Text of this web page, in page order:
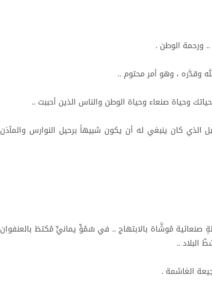
ورحمة الوطن .
وقدَّره ، وهو أمر محتوم ..
وحياة صنعاء وحياة الوطن والناس الذين أحببت ..
الذي كان ينبغي له أن يكون شبيهاً برحيل النوارس والمآذن
صنعائية مُوشَّاة بالابتهاج .. في سُمُوٍّ يمانيٍّ مُكتظ بالعنفوان
البلاد ..
الغاشمة .